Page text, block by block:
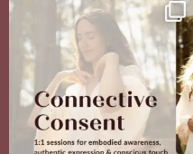
Your body never lies.
The real question is: are ...
13 4